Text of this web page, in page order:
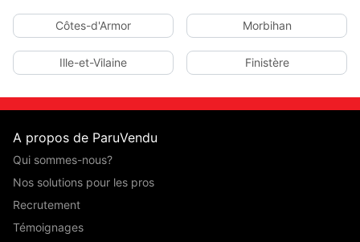
Côtes-d'Armor Morbihan
Ille-et-Vilaine Finistère
A propos de ParuVendu
Qui sommes-nous?
Nos solutions pour les pros
Recrutement
Témoignages